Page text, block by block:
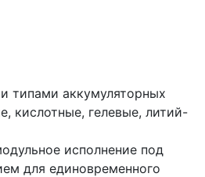
типами аккумуляторных
кислотные, гелевые, литий-
исполнение под
для единовременного